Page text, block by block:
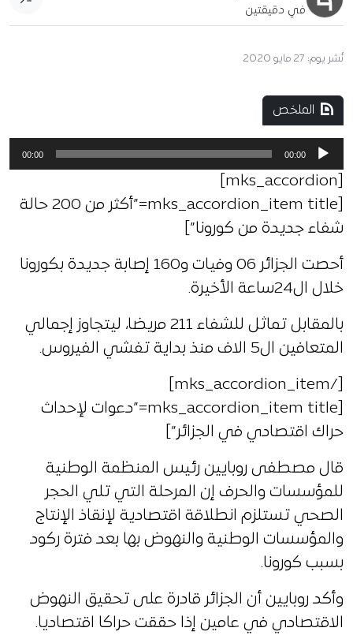
في دقيقتين
نُشر يوم: 27 مايو 2020
الملخص
مشغل
الصوت
00:00
00:00
[mks_accordion_item title=”أكثر من 200 حالة
شفاء جديدة من كورونا”]
أحصت الجزائر 06 وفيات و160 إصابة جديدة بكورونا
خلال ال24ساعة الأخيرة.
بالمقابل تماثل للشفاء 211 مريضا، ليتجاوز إجمالي
المتعافين ال5 الاف منذ بداية تفشي الفيروس.
[/mks_accordion_item]
[mks_accordion_item title=”دعوات لإحداث
حراك اقتصادي في الجزائر”]
قال مصطفى روبايين رئيس المنظمة الوطنية
للمؤسسات والحرف إن المرحلة التي تلي الحجر
الصحي تستلزم انطلاقة اقتصادية لإنقاذ الإنتاج
والمؤسسات الوطنية والنهوض بها بعد فترة ركود
بسبب كورونا.
وأكد روبايين أن الجزائر قادرة على تحقيق النهوض
الاقتصادي في عامين إذا حققت حراكا اقتصاديا.